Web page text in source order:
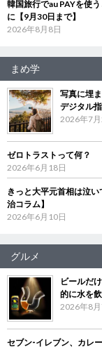
韓国旅行でau PAYを使
に【9月30日まで】
2026年8月8日
まめ学
写真に埋
デジタル指
2026年7
ゼロトラストって何？
2026年6月18日
きっと大平元首相は泣
治コラム】
2026年6月10日
グルメ
ビールだ
的に水を
2026年8月
セブン‐イレブン、カレ